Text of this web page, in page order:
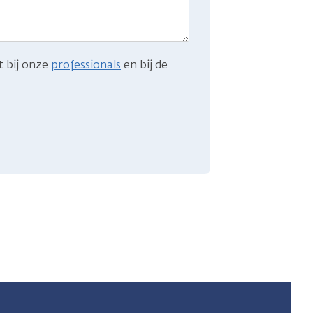
bij onze professionals en bij de